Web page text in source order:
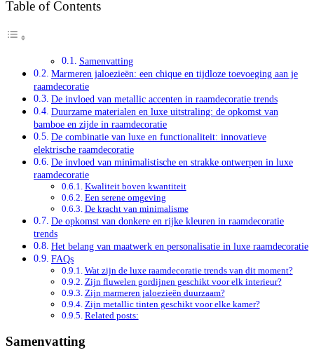
Table of Contents
Samenvatting
Marmeren jaloezieën: een chique en tijdloze toevoeging aan je
raamdecoratie
De invloed van metallic accenten in raamdecoratie trends
Duurzame materialen en luxe uitstraling: de opkomst van
bamboe en zijde in raamdecoratie
De combinatie van luxe en functionaliteit: innovatieve
elektrische raamdecoratie
De invloed van minimalistische en strakke ontwerpen in luxe
raamdecoratie
Kwaliteit boven kwantiteit
Een serene omgeving
De kracht van minimalisme
De opkomst van donkere en rijke kleuren in raamdecoratie
trends
Het belang van maatwerk en personalisatie in luxe raamdecoratie
FAQs
Wat zijn de luxe raamdecoratie trends van dit moment?
Zijn fluwelen gordijnen geschikt voor elk interieur?
Zijn marmeren jaloezieën duurzaam?
Zijn metallic tinten geschikt voor elke kamer?
Related posts:
Samenvatting